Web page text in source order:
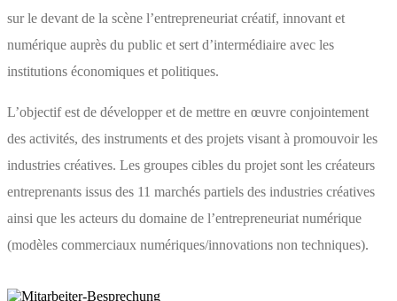
sur le devant de la scène l’entrepreneuriat créatif, innovant et
numérique auprès du public et sert d’intermédiaire avec les
institutions économiques et politiques.
L’objectif est de développer et de mettre en œuvre conjointement
des activités, des instruments et des projets visant à promouvoir les
industries créatives. Les groupes cibles du projet sont les créateurs
entreprenants issus des 11 marchés partiels des industries créatives
ainsi que les acteurs du domaine de l’entrepreneuriat numérique
(modèles commerciaux numériques/innovations non techniques).